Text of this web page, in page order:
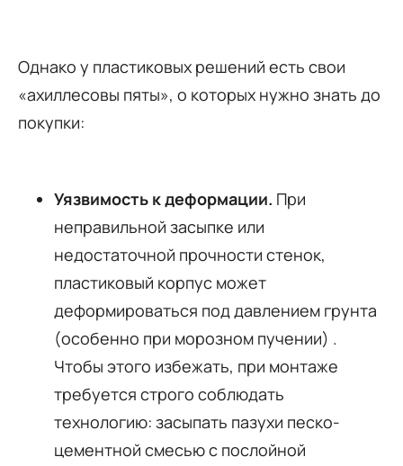
Однако у пластиковых решений есть свои
«ахиллесовы пяты», о которых нужно знать до
покупки:
Уязвимость к деформации. При
неправильной засыпке или
недостаточной прочности стенок,
пластиковый корпус может
деформироваться под давлением грунта
(особенно при морозном пучении) .
Чтобы этого избежать, при монтаже
требуется строго соблюдать
технологию: засыпать пазухи песко-
цементной смесью с послойной